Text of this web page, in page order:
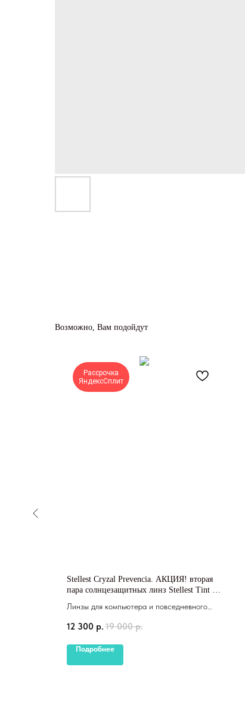
Возможно, Вам подойдут
Рассрочка
ЯндексСплит
Stellest Cryzal Prevencia. АКЦИЯ! вторая
пара солнцезащитных линз Stellest Tint в
Линзы для компьютера и повседневного
12 300 р. 19 000 р.
Подробнее